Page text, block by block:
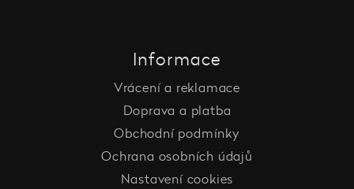
Informace
Vrácení a reklamace
Doprava a platba
Obchodní podmínky
Ochrana osobních údajů
Nastavení cookies